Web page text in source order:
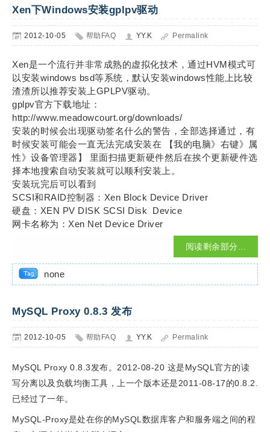
Xen下Windows安装gplpv驱动
2012-10-05 帮助FAQ YY.K Permalink
Xen是一个流行并非常成熟的虚拟化技术，通过HVM模式可
以安装windows bsd等系统，默认安装windows性能上比较
渣渣所以推荐安装上GPLPV驱动。
gplpv官方下载地址：
http://www.meadowcourt.org/downloads/
安装的时候会出现驱动签名什么的警告，全部选择通过，有
时候安装可能会一直无法完成安装在 【我的电脑》右键》属
性》设备管理器】 里面扫描更新硬件然后在挨个更新硬件选
择本地搜索自动安装就可以顺利安装上。
安装玩完后可以看到
SCSI和RAID控制器：Xen Block Device Driver
硬盘：XEN PV DISK SCSI Disk Device
网卡名称为：Xen Net Device Driver
阅读剩余部分...
none
MySQL Proxy 0.8.3 发布
2012-10-05 帮助FAQ YY.K Permalink
MySQL Proxy 0.8.3发布。2012-08-20 这是MySQL官方的读
写分离以及负载均衡工具，上一个版本还是2011-08-17的0.8.2.
已经过了一年。
MySQL-Proxy是处在你的MySQL数据库客户和服务端之间的程